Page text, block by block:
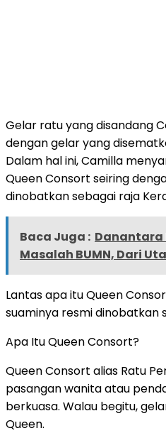
Gelar ratu yang disandang
dengan gelar yang
Dalam hal ini, Camilla
Queen Consort seiring
dinobatkan sebagai raja
Baca Juga : Danantara
Masalah BUMN, Dari
Lantas apa itu Queen
suaminya resmi dinobatkan
Apa Itu Queen Consort?
Queen Consort alias Ratu
pasangan wanita atau
berkuasa. Walau begitu,
Queen.